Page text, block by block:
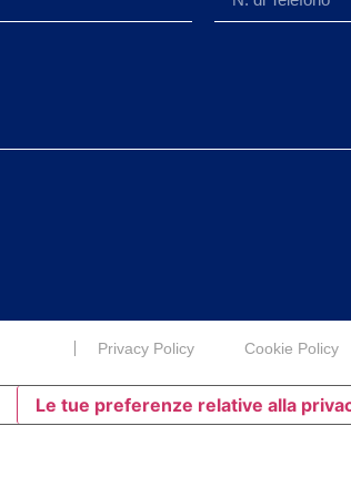
Privacy Policy Cookie Policy
Le tue preferenze relative alla